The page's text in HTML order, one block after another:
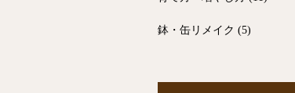
鉢・缶リメイク (5)